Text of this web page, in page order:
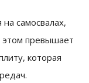
самосвалах,
этом превышает
которая